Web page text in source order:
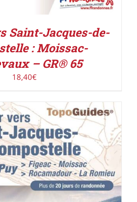
Saint-Jacques-de-
: Moissac-
– GR® 65
18,40€